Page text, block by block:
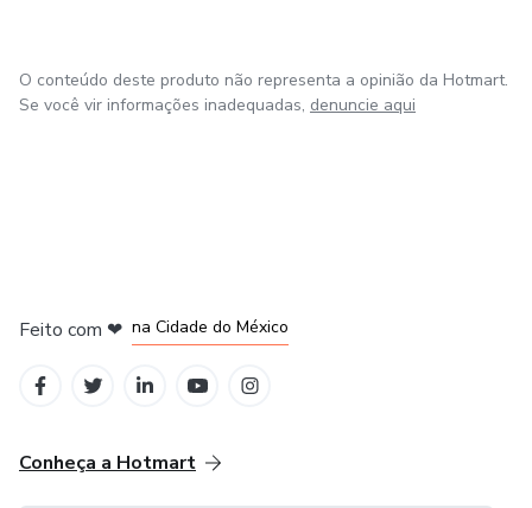
Empreendedores digitais que desejam vender mais com
O conteúdo deste produto não representa a opinião da Hotmart.
Se você vir informações inadequadas, denuncie aqui
Feito com ❤ na Cidade do México
Conheça a Hotmart